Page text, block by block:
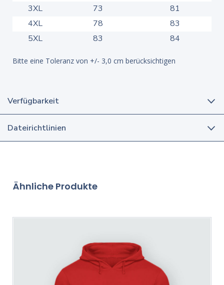
3XL
73
81
4XL
78
83
5XL
83 84
Bitte eine Toleranz von +/- 3,0 cm berücksichtigen
Verfügbarkeit
Dateirichtlinien
Ähnliche Produkte